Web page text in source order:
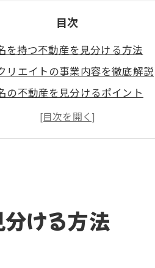
目次
を持つ不動産を見分ける方法
リエイトの事業内容を徹底解説
の不動産を見分けるポイント
動産クリエイトを探す基準
ト大阪の不動産評判をチェック
リエイト大阪の強みを紹介
ける方法